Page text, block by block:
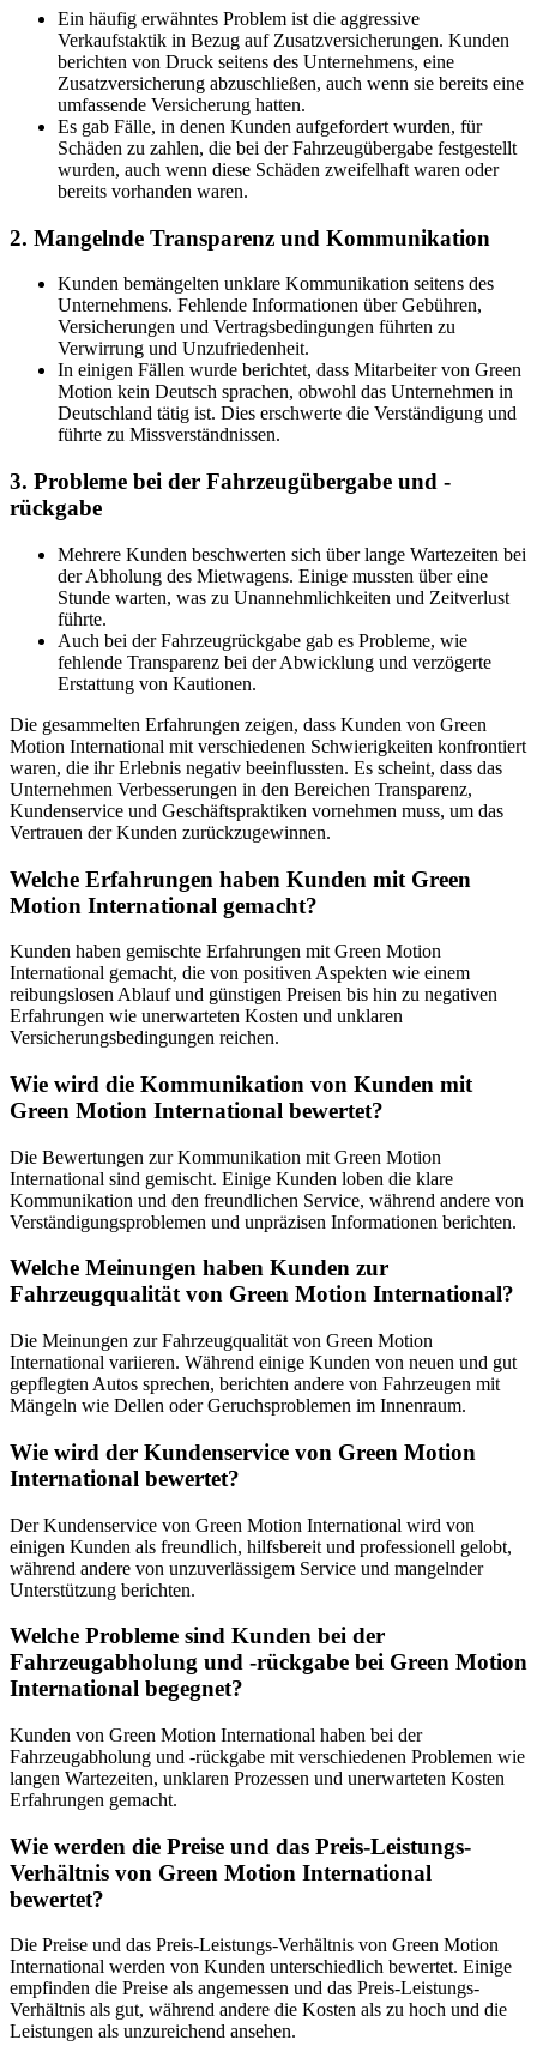
Ein häufig erwähntes Problem ist die aggressive
Verkaufstaktik in Bezug auf Zusatzversicherungen. Kunden
berichten von Druck seitens des Unternehmens, eine
Zusatzversicherung abzuschließen, auch wenn sie bereits eine
umfassende Versicherung hatten.
Es gab Fälle, in denen Kunden aufgefordert wurden, für
Schäden zu zahlen, die bei der Fahrzeugübergabe festgestellt
wurden, auch wenn diese Schäden zweifelhaft waren oder
bereits vorhanden waren.
2. Mangelnde Transparenz und Kommunikation
Kunden bemängelten unklare Kommunikation seitens des
Unternehmens. Fehlende Informationen über Gebühren,
Versicherungen und Vertragsbedingungen führten zu
Verwirrung und Unzufriedenheit.
In einigen Fällen wurde berichtet, dass Mitarbeiter von Green
Motion kein Deutsch sprachen, obwohl das Unternehmen in
Deutschland tätig ist. Dies erschwerte die Verständigung und
führte zu Missverständnissen.
3. Probleme bei der Fahrzeugübergabe und -
rückgabe
Mehrere Kunden beschwerten sich über lange Wartezeiten bei
der Abholung des Mietwagens. Einige mussten über eine
Stunde warten, was zu Unannehmlichkeiten und Zeitverlust
führte.
Auch bei der Fahrzeugrückgabe gab es Probleme, wie
fehlende Transparenz bei der Abwicklung und verzögerte
Erstattung von Kautionen.
Die gesammelten Erfahrungen zeigen, dass Kunden von Green
Motion International mit verschiedenen Schwierigkeiten konfrontiert
waren, die ihr Erlebnis negativ beeinflussten. Es scheint, dass das
Unternehmen Verbesserungen in den Bereichen Transparenz,
Kundenservice und Geschäftspraktiken vornehmen muss, um das
Vertrauen der Kunden zurückzugewinnen.
Welche Erfahrungen haben Kunden mit Green
Motion International gemacht?
Kunden haben gemischte Erfahrungen mit Green Motion
International gemacht, die von positiven Aspekten wie einem
reibungslosen Ablauf und günstigen Preisen bis hin zu negativen
Erfahrungen wie unerwarteten Kosten und unklaren
Versicherungsbedingungen reichen.
Wie wird die Kommunikation von Kunden mit
Green Motion International bewertet?
Die Bewertungen zur Kommunikation mit Green Motion
International sind gemischt. Einige Kunden loben die klare
Kommunikation und den freundlichen Service, während andere von
Verständigungsproblemen und unpräzisen Informationen berichten.
Welche Meinungen haben Kunden zur
Fahrzeugqualität von Green Motion International?
Die Meinungen zur Fahrzeugqualität von Green Motion
International variieren. Während einige Kunden von neuen und gut
gepflegten Autos sprechen, berichten andere von Fahrzeugen mit
Mängeln wie Dellen oder Geruchsproblemen im Innenraum.
Wie wird der Kundenservice von Green Motion
International bewertet?
Der Kundenservice von Green Motion International wird von
einigen Kunden als freundlich, hilfsbereit und professionell gelobt,
während andere von unzuverlässigem Service und mangelnder
Unterstützung berichten.
Welche Probleme sind Kunden bei der
Fahrzeugabholung und -rückgabe bei Green Motion
International begegnet?
Kunden von Green Motion International haben bei der
Fahrzeugabholung und -rückgabe mit verschiedenen Problemen wie
langen Wartezeiten, unklaren Prozessen und unerwarteten Kosten
Erfahrungen gemacht.
Wie werden die Preise und das Preis-Leistungs-
Verhältnis von Green Motion International
bewertet?
Die Preise und das Preis-Leistungs-Verhältnis von Green Motion
International werden von Kunden unterschiedlich bewertet. Einige
empfinden die Preise als angemessen und das Preis-Leistungs-
Verhältnis als gut, während andere die Kosten als zu hoch und die
Leistungen als unzureichend ansehen.